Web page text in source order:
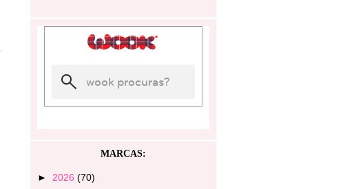
MARCAS:
► 2026 (70)